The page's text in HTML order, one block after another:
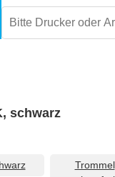
schwarz
Trommel